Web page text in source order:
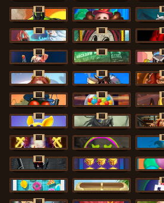
ÚJ
Spinman Dork Unit Pray
ÚJ
Eternal Duel
ÚJ
Book Of Time
ÚJ
The Crime File
ÚJ
Nitro Nights Le
ÚJ
Rise of Fortuna
ÚJ
ÚJ
Buzz Patrol
ÚJ
Gobstopper Grind Red
ÚJ
Magic Piggy OG
ÚJ
Sand and Ashes
ÚJ
Klowns Chaos Crew Beast
ÚJ
Cash Crew Cash Vault I
Cash Pool Cash Compass
ÚJ